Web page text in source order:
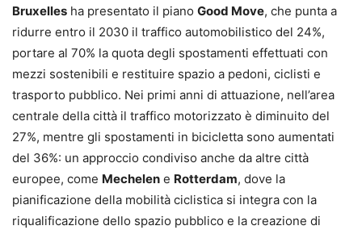
Bruxelles ha presentato il piano Good Move, che punta a
ridurre entro il 2030 il traffico automobilistico del 24%,
portare al 70% la quota degli spostamenti effettuati con
mezzi sostenibili e restituire spazio a pedoni, ciclisti e
trasporto pubblico. Nei primi anni di attuazione, nell’area
centrale della città il traffico motorizzato è diminuito del
27%, mentre gli spostamenti in bicicletta sono aumentati
del 36%: un approccio condiviso anche da altre città
europee, come Mechelen e Rotterdam, dove la
pianificazione della mobilità ciclistica si integra con la
riqualificazione dello spazio pubblico e la creazione di